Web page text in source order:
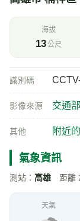
海拔
13公尺
識別碼
影像來源 交通
其他 附近
氣象資訊
測站： 高雄 距離
天氣